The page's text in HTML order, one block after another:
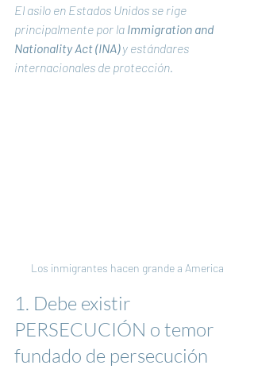
El asilo en Estados Unidos se rige
principalmente por la Immigration and
Nationality Act (INA) y estándares
internacionales de protección.
Los inmigrantes hacen grande a America
1. Debe existir
PERSECUCIÓN o temor
fundado de persecución